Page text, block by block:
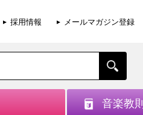
採用情報 メールマガジン登録
音楽教則